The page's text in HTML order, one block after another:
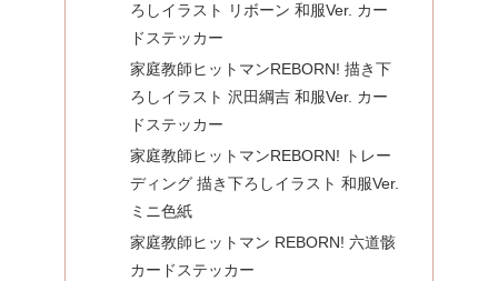
ろしイラスト リボーン 和服Ver. カー
ドステッカー
家庭教師ヒットマンREBORN! 描き下
ろしイラスト 沢田綱吉 和服Ver. カー
ドステッカー
家庭教師ヒットマンREBORN! トレー
ディング 描き下ろしイラスト 和服Ver.
ミニ色紙
家庭教師ヒットマン REBORN! 六道骸
カードステッカー